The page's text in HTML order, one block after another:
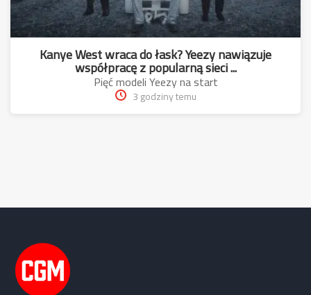
Kanye West wraca do łask? Yeezy nawiązuje
współpracę z popularną sieci ...
Pięć modeli Yeezy na start
3 godziny temu